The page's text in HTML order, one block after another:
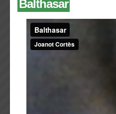
Balthasar